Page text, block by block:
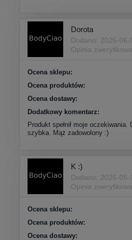
Dorota
Dodano: 2026-06-
Opinia
Ocena sklepu:
Ocena produktów:
Ocena dostawy:
Dodatkowy komentarz:
Produkt spełnił moje oczekiwania.
szybka. Mąż zadowolony :)
K :)
Dodano: 2026-05-
Opinia
Ocena sklepu:
Ocena produktów:
Ocena dostawy: